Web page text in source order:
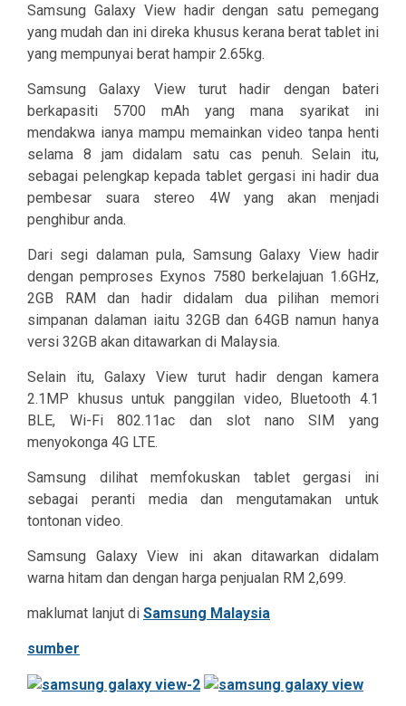
Samsung Galaxy View hadir dengan satu pemegang
yang mudah dan ini direka khusus kerana berat tablet ini
yang mempunyai berat hampir 2.65kg.
Samsung Galaxy View turut hadir dengan bateri
berkapasiti 5700 mAh yang mana syarikat ini
mendakwa ianya mampu memainkan video tanpa henti
selama 8 jam didalam satu cas penuh. Selain itu,
sebagai pelengkap kepada tablet gergasi ini hadir dua
pembesar suara stereo 4W yang akan menjadi
penghibur anda.
Dari segi dalaman pula, Samsung Galaxy View hadir
dengan pemproses Exynos 7580 berkelajuan 1.6GHz,
2GB RAM dan hadir didalam dua pilihan memori
simpanan dalaman iaitu 32GB dan 64GB namun hanya
versi 32GB akan ditawarkan di Malaysia.
Selain itu, Galaxy View turut hadir dengan kamera
2.1MP khusus untuk panggilan video, Bluetooth 4.1
BLE, Wi-Fi 802.11ac dan slot nano SIM yang
menyokonga 4G LTE.
Samsung dilihat memfokuskan tablet gergasi ini
sebagai peranti media dan mengutamakan untuk
tontonan video.
Samsung Galaxy View ini akan ditawarkan didalam
warna hitam dan dengan harga penjualan RM 2,699.
maklumat lanjut di Samsung Malaysia
sumber